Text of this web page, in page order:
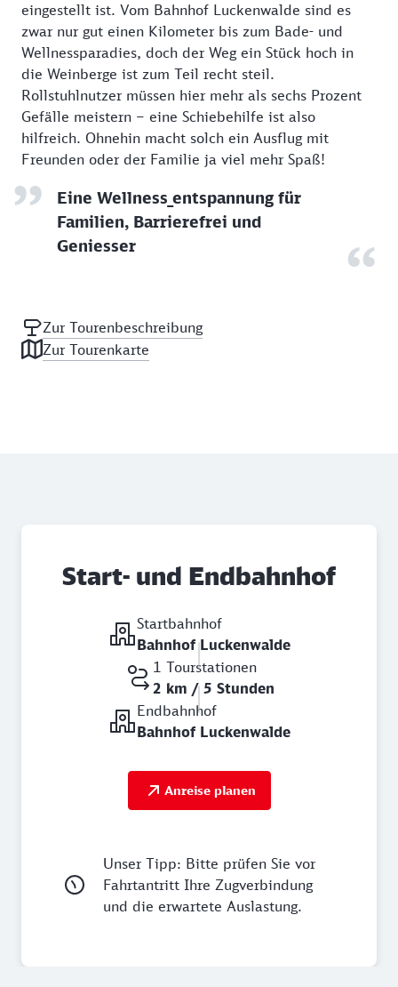
eingestellt ist. Vom Bahnhof Luckenwalde sind es
zwar nur gut einen Kilometer bis zum Bade- und
Wellnessparadies, doch der Weg ein Stück hoch in
die Weinberge ist zum Teil recht steil.
Rollstuhlnutzer müssen hier mehr als sechs Prozent
Gefälle meistern – eine Schiebehilfe ist also
hilfreich. Ohnehin macht solch ein Ausflug mit
Freunden oder der Familie ja viel mehr Spaß!
Eine Wellness_entspannung für
Familien, Barrierefrei und
Geniesser
Zur Tourenbeschreibung
Zur Tourenkarte
Start- und Endbahnhof
Startbahnhof
Bahnhof Luckenwalde
1 Tourstationen
2 km / 5 Stunden
Endbahnhof
Bahnhof Luckenwalde
Anreise planen
Unser Tipp: Bitte prüfen Sie vor
Fahrtantritt Ihre Zugverbindung
und die erwartete Auslastung.